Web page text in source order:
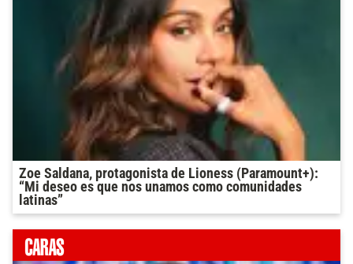
Zoe Saldana, protagonista de Lioness (Paramount+):
“Mi deseo es que nos unamos como comunidades
latinas”